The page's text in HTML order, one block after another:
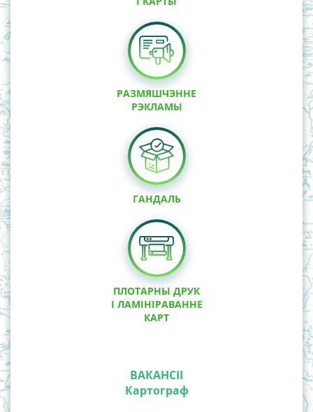
РАЗМЯШЧЭННЕ
РЭКЛАМЫ
ГАНДАЛЬ
ПЛОТАРНЫ ДРУК
І ЛАМIНIРАВАННЕ
КАРТ
ВАКАНСІІ
Картограф